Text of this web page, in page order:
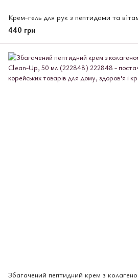
Крем-гель для рук з пептидами та
440 грн